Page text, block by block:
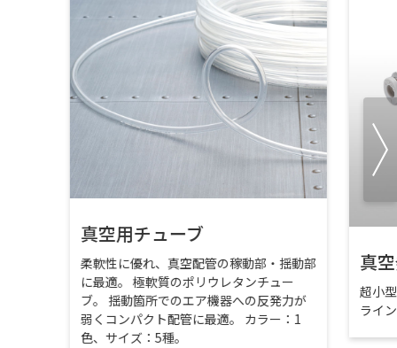
真空用チューブ
柔軟性に優れ、真空配管の稼動部・揺動部
に最適。 極軟質のポリウレタンチュー
ブ。 揺動箇所でのエア機器への反発力が
弱くコンパクト配管に最適。 カラー：1
色、サイズ：5種。
真
超小
ライ